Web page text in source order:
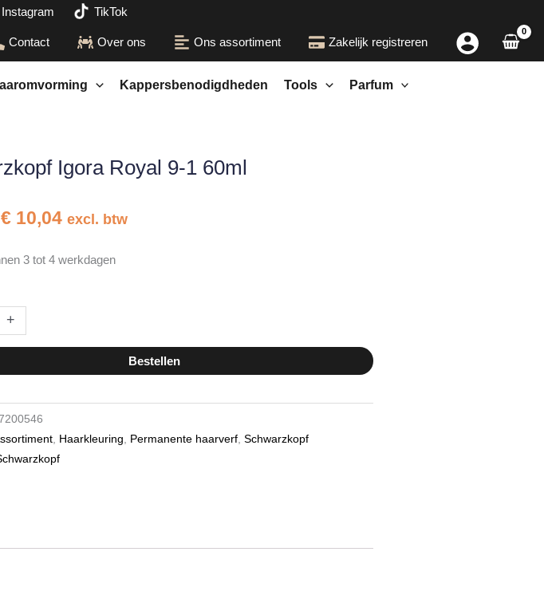
Instagram
TikTok
Contact Over ons Ons assortiment Zakelijk registreren
Kappersbenodigdheden Tools Parfum
Igora Royal 9-1 60ml
Oorspronkelijke
was:
€ 10,04Huidige
is:
excl. btw
3 tot 4 werkdagen
+
Bestellen
Haarkleuring Permanente haarverf Schwarzkopf